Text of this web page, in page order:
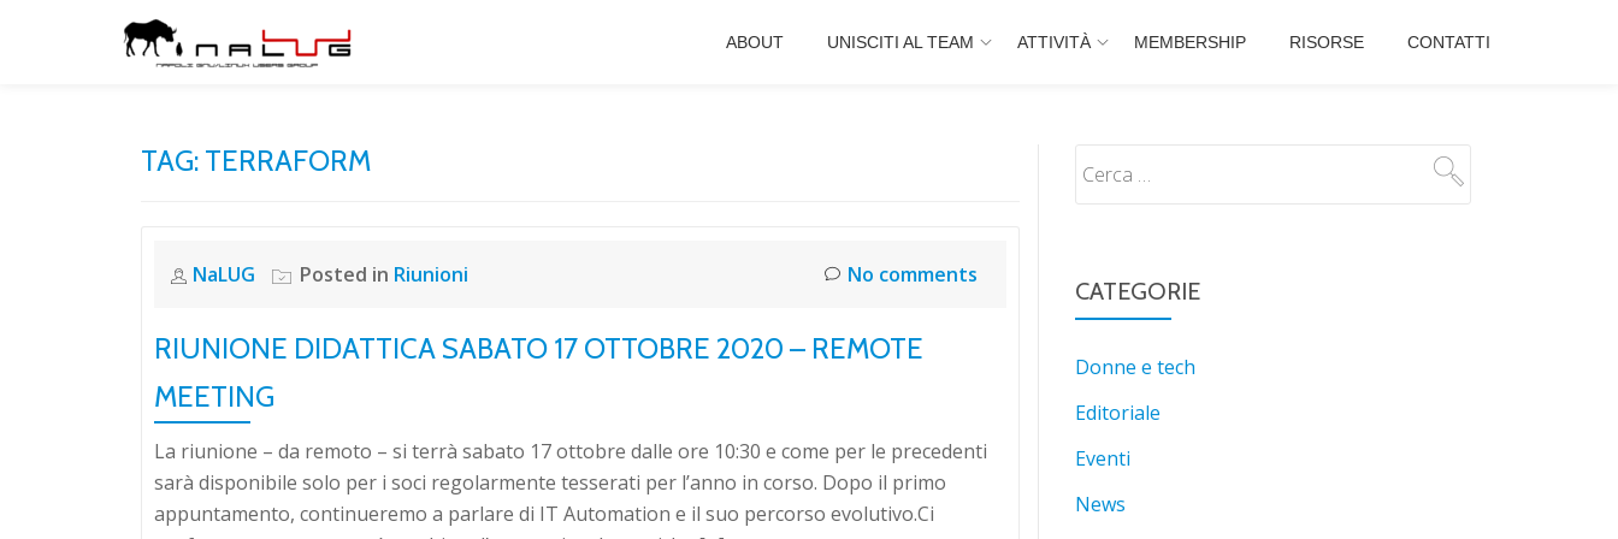
ABOUT UNISCITI AL TEAM ATTIVITÀ MEMBERSHIP RISORSE CONTATTI
TAG: TERRAFORM
NaLUG Posted in Riunioni No comments
RIUNIONE DIDATTICA SABATO 17 OTTOBRE 2020 – REMOTE
MEETING
La riunione – da remoto – si terrà sabato 17 ottobre dalle ore 10:30 e come per le precedenti
sarà disponibile solo per i soci regolarmente tesserati per l’anno in corso. Dopo il primo
appuntamento, continueremo a parlare di IT Automation e il suo percorso evolutivo.Ci
CATEGORIE
Donne e tech
Editoriale
Eventi
News